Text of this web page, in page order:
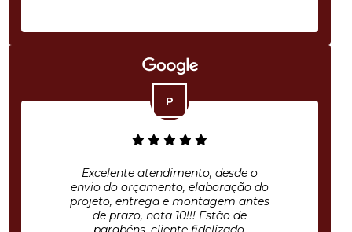
Excelente atendimento, desde o
envio do orçamento, elaboração do
projeto, entrega e montagem antes
de prazo, nota 10!!! Estão de